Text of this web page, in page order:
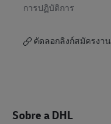
การปฏิบัติการ
คัดลอกลิงก์สมัครงาน
Sobre a DHL